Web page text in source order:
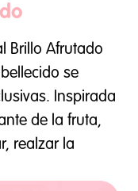
Brillo Afrutado
se
Inspirada
de la fruta,
realzar la